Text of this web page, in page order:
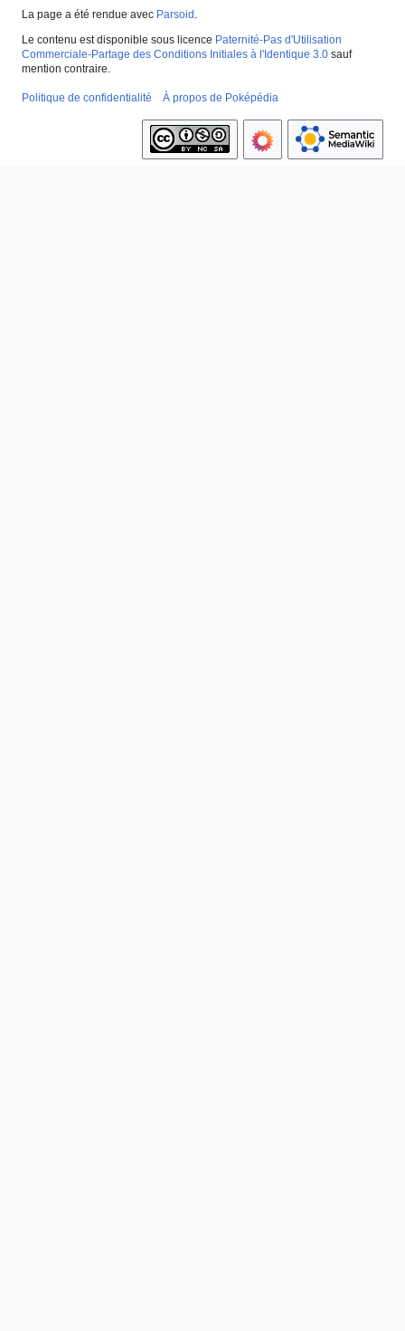
La page a été rendue avec Parsoid.
Le contenu est disponible sous licence Paternité-Pas d'Utilisation
Commerciale-Partage des Conditions Initiales à l'Identique 3.0 sauf
mention contraire.
Politique de confidentialité À propos de Poképédia